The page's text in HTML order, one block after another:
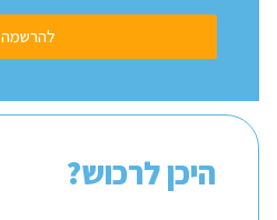
להרשמה
היכן לרכוש?